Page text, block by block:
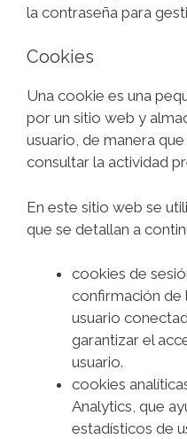
la contraseña para
Cookies
Una cookie es una
por un sitio web y
usuario, de manera
consultar la actividad
En este sitio web se
que se detallan a
cookies de
confirmación de
usuario
garantizar el
usuario.
cookies
Analytics, que
estadísticos de